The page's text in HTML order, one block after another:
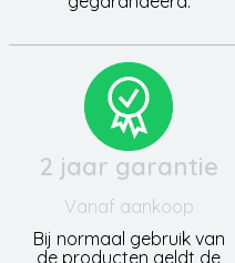
2 jaar garantie
Vanaf aankoop
Bij normaal gebruik van
de producten geldt de